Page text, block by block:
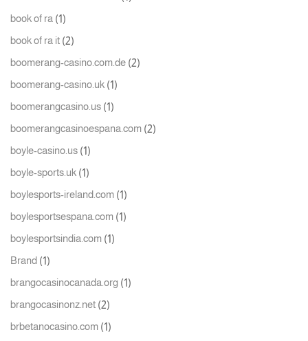
book of ra (1)
book of ra it (2)
boomerang-casino.com.de (2)
boomerang-casino.uk (1)
boomerangcasino.us (1)
boomerangcasinoespana.com (2)
boyle-casino.us (1)
boyle-sports.uk (1)
boylesports-ireland.com (1)
boylesportsespana.com (1)
boylesportsindia.com (1)
Brand (1)
brangocasinocanada.org (1)
brangocasinonz.net (2)
brbetanocasino.com (1)